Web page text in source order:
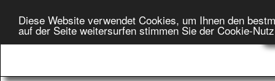
Diese Website verwendet Cookies, um Ihnen den
auf der Seite weitersurfen stimmen Sie der Cookie-